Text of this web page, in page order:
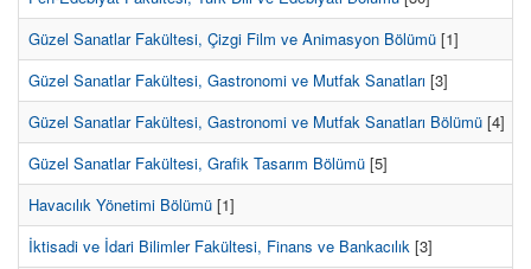
Güzel Sanatlar Fakültesi, Çizgi Film ve Animasyon Bölümü [1]
Güzel Sanatlar Fakültesi, Gastronomi ve Mutfak Sanatları [3]
Güzel Sanatlar Fakültesi, Gastronomi ve Mutfak Sanatları Bölümü [4]
Güzel Sanatlar Fakültesi, Grafik Tasarım Bölümü [5]
Havacılık Yönetimi Bölümü [1]
İktisadi ve İdari Bilimler Fakültesi, Finans ve Bankacılık [3]